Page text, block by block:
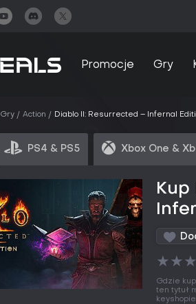
Promocje Gry
Gry Action Diablo II: Resurrected – Infernal
PS4 & PS5 Xbox One &
Kup
★★★
Gdzie
ten tytuł